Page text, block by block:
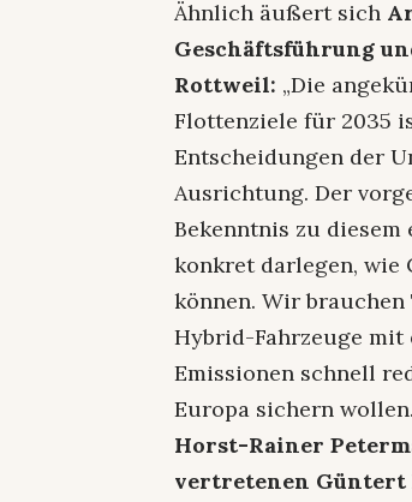
Ähnlich äußert sich
Geschäftsführung
Rottweil: „Die
Flottenziele für 2035
Entscheidungen der
Ausrichtung. Der
Bekenntnis zu
konkret darlegen, wie
können. Wir
Hybrid-Fahrzeuge
Emissionen schnell
Europa sichern
Horst-Rainer
vertretenen